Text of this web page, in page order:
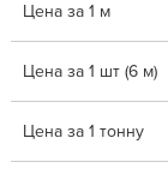
Цена за 1 м
Цена за 1 шт (6 м)
Цена за 1 тонну